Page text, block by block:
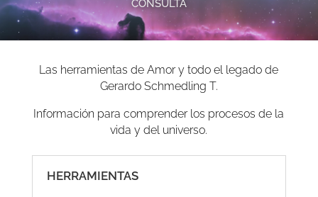
CONSULTA
Las herramientas de Amor y todo el legado de
Gerardo Schmedling T.
Información para comprender los procesos de la
vida y del universo.
HERRAMIENTAS